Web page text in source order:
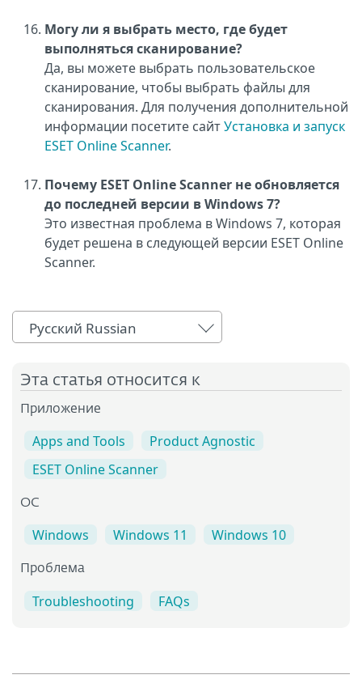
Могу ли я выбрать место, где будет
выполняться сканирование?
Да, вы можете выбрать пользовательское
сканирование, чтобы выбрать файлы для
сканирования. Для получения дополнительной
информации посетите сайтУстановка и запуск
ESET Online Scanner.
Почему ESET Online Scanner не обновляется
до последней версии в Windows 7?
Это известная проблема в Windows 7, которая
будет решена в следующей версии ESET Online
Scanner.
Русский Russian
Эта статья относится к
Приложение
Apps and Tools
Product Agnostic
ESET Online Scanner
OC
Windows Windows 11 Windows 10
Проблема
Troubleshooting FAQs